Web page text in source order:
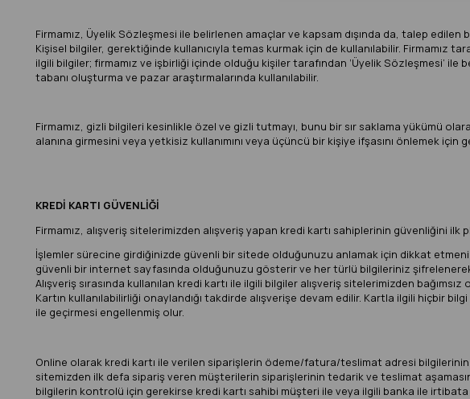
Firmamız, Üyelik Sözleşmesi ile belirlenen amaçlar ve kapsam dışında da, talep
Kişisel bilgiler, gerektiğinde kullanıcıyla temas kurmak için de kullanılabilir. Firmamız
ilgili bilgiler; firmamız ve işbirliği içinde olduğu kişiler tarafından ‘Üyelik Sözleşmesi’
tabanı oluşturma ve pazar araştırmalarında kullanılabilir.
Firmamız, gizli bilgileri kesinlikle özel ve gizli tutmayı, bunu bir sır saklama yükümü
alanına girmesini veya yetkisiz kullanımını veya üçüncü bir kişiye ifşasını önlemek
KREDİ KARTI GÜVENLİĞİ
Firmamız, alışveriş sitelerimizden alışveriş yapan kredi kartı sahiplerinin güvenliğini
İşlemler sürecine girdiğinizde güvenli bir sitede olduğunuzu anlamak için dikkat
güvenli bir internet sayfasında olduğunuzu gösterir ve her türlü bilgileriniz
Alışveriş sırasında kullanılan kredi kartı ile ilgili bilgiler alışveriş sitelerimizden
Kartın kullanılabilirliği onaylandığı takdirde alışverişe devam edilir. Kartla ilgili hiçbir
ile geçirmesi engellenmiş olur.
Online olarak kredi kartı ile verilen siparişlerin ödeme/fatura/teslimat adresi bilgilerinin
sitemizden ilk defa sipariş veren müşterilerin siparişlerinin tedarik ve teslimat
bilgilerin kontrolü için gerekirse kredi kartı sahibi müşteri ile veya ilgili banka ile